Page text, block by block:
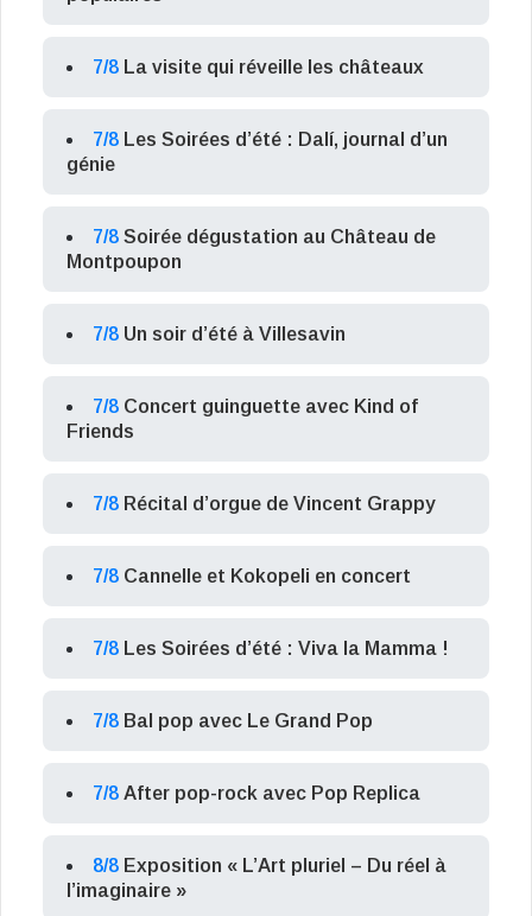
7/8 La visite qui réveille les châteaux
7/8 Les Soirées d’été : Dalí, journal d’un
génie
7/8 Soirée dégustation au Château de
Montpoupon
7/8 Un soir d’été à Villesavin
7/8 Concert guinguette avec Kind of
Friends
7/8 Récital d’orgue de Vincent Grappy
7/8 Cannelle et Kokopeli en concert
7/8 Les Soirées d’été : Viva la Mamma !
7/8 Bal pop avec Le Grand Pop
7/8 After pop-rock avec Pop Replica
8/8 Exposition « L’Art pluriel – Du réel à
l’imaginaire »